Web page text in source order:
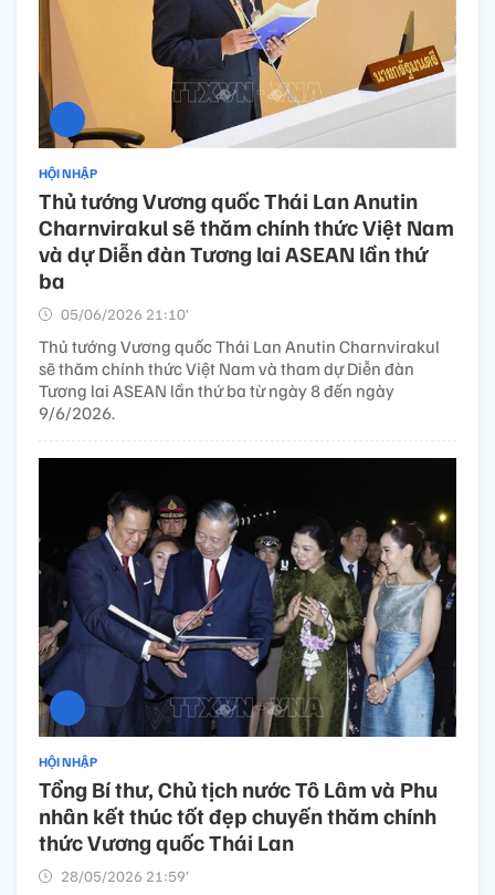
HỘI NHẬP
Thủ tướng Vương quốc Thái Lan Anutin
Charnvirakul sẽ thăm chính thức Việt Nam
và dự Diễn đàn Tương lai ASEAN lần thứ
ba
05/06/2026 21:10’
Thủ tướng Vương quốc Thái Lan Anutin Charnvirakul
sẽ thăm chính thức Việt Nam và tham dự Diễn đàn
Tương lai ASEAN lần thứ ba từ ngày 8 đến ngày
9/6/2026.
HỘI NHẬP
Tổng Bí thư, Chủ tịch nước Tô Lâm và Phu
nhân kết thúc tốt đẹp chuyến thăm chính
thức Vương quốc Thái Lan
28/05/2026 21:59’